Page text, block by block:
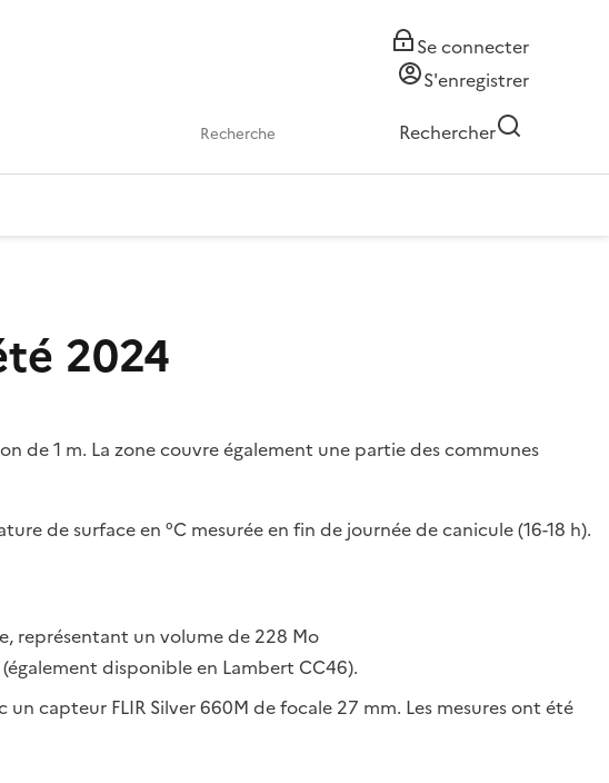
Se connecter
S'enregistrer
Rechercher
2024
de 1 m. La zone couvre également une partie des communes
de surface en °C mesurée en fin de journée de canicule (16-18 h).
représentant un volume de 228 Mo
disponible en Lambert CC46).
capteur FLIR Silver 660M de focale 27 mm. Les mesures ont été